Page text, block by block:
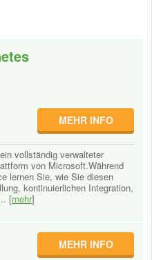
MEHR INFO
vollständig verwalteter
von Microsoft.Während
lernen Sie, wie Sie diesen
kontinuierlichen Integration,
[mehr]
MEHR INFO